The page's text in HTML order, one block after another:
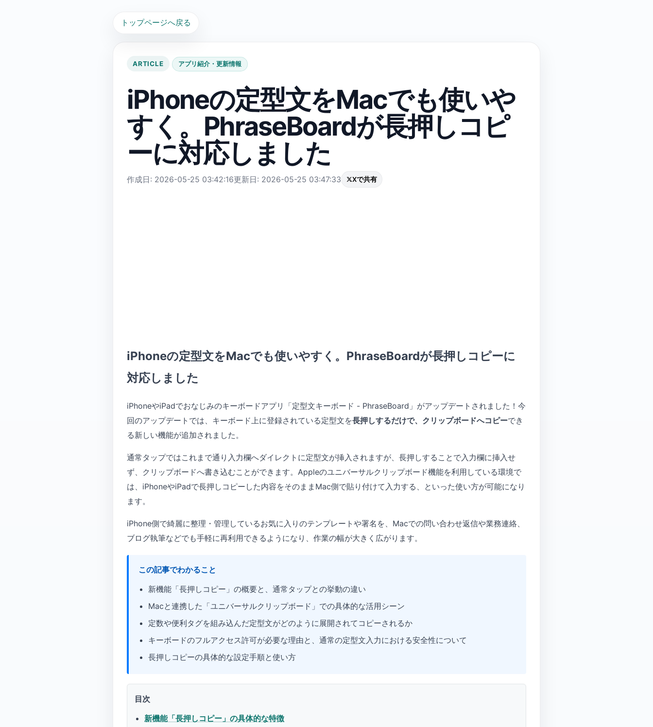
トップページへ戻る
ARTICLE アプリ紹介・更新情報
iPhoneの定型文をMacでも使いや
すく。PhraseBoardが長押しコピ
ーに対応しました
作成日: 2026-05-25 03:42:16更新日: 2026-05-25 03:47:33 Xで共有
iPhoneの定型文をMacでも使いやすく。PhraseBoardが長押しコピーに
対応しました
iPhoneやiPadでおなじみのキーボードアプリ「定型文キーボード - PhraseBoard」がアップデートされました！今
回のアップデートでは、キーボード上に登録されている定型文を長押しするだけで、クリップボードへコピーでき
る新しい機能が追加されました。
通常タップではこれまで通り入力欄へダイレクトに定型文が挿入されますが、長押しすることで入力欄に挿入せ
ず、クリップボードへ書き込むことができます。Appleのユニバーサルクリップボード機能を利用している環境で
は、iPhoneやiPadで長押しコピーした内容をそのままMac側で貼り付けて入力する、といった使い方が可能になり
ます。
iPhone側で綺麗に整理・管理しているお気に入りのテンプレートや署名を、Macでの問い合わせ返信や業務連絡、
ブログ執筆などでも手軽に再利用できるようになり、作業の幅が大きく広がります。
この記事でわかること
新機能「長押しコピー」の概要と、通常タップとの挙動の違い
Macと連携した「ユニバーサルクリップボード」での具体的な活用シーン
定数や便利タグを組み込んだ定型文がどのように展開されてコピーされるか
キーボードのフルアクセス許可が必要な理由と、通常の定型文入力における安全性について
長押しコピーの具体的な設定手順と使い方
目次
新機能「長押しコピー」の具体的な特徴